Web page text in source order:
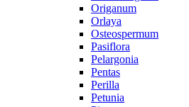
Origanum
Orlaya
Osteospermum
Pasiflora
Pelargonia
Pentas
Perilla
Petunia